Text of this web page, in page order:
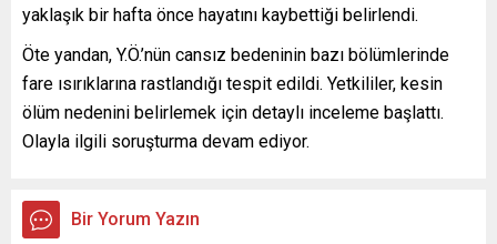
yaklaşık bir hafta önce hayatını kaybettiği belirlendi.
Öte yandan, Y.Ö.’nün cansız bedeninin bazı bölümlerinde
fare ısırıklarına rastlandığı tespit edildi. Yetkililer, kesin
ölüm nedenini belirlemek için detaylı inceleme başlattı.
Olayla ilgili soruşturma devam ediyor.
Bir Yorum Yazın